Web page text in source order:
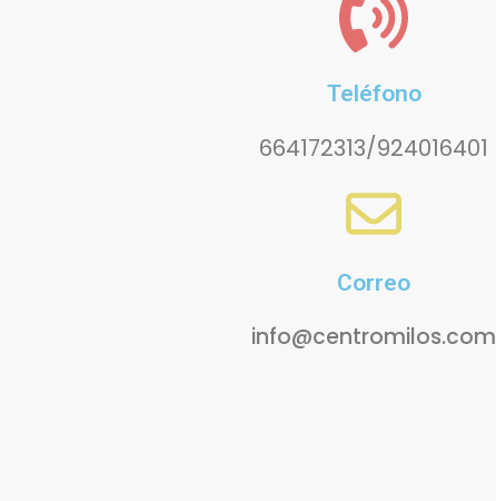
Teléfono
664172313/924016401
Correo
info@centromilos.com